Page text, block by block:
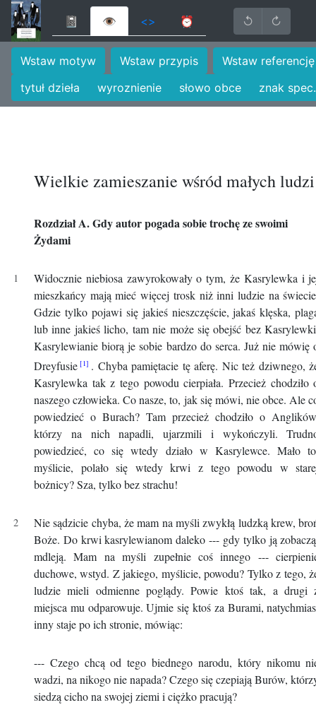
📓 👁 <> ⏰ ↺ ↻
Wstaw motyw Wstaw przypis
Wstaw referencję
tytuł dzieła
wyroznienie słowo obce znak spec.
Wielkie zamieszanie wśród małych ludzi
Rozdział A. Gdy autor pogada sobie trochę ze swoimi
Żydami
Widocznie niebiosa zawyrokowały o tym, że Kasrylewka i
mieszkańcy mają mieć więcej trosk niż inni ludzie na
Gdzie tylko pojawi się jakieś nieszczęście, jakaś klęska,
lub inne jakieś licho, tam nie może się obejść bez
Kasrylewianie biorą je sobie bardzo do serca. Już nie mówię
Dreyfusie
. Chyba pamiętacie tę aferę. Nic też dziwnego,
Kasrylewka tak z tego powodu cierpiała. Przecież chodziło
naszego człowieka. Co nasze, to, jak się mówi, nie obce. Ale
powiedzieć o Burach? Tam przecież chodziło o
którzy na nich napadli, ujarzmili i wykończyli.
powiedzieć, co się wtedy działo w Kasrylewce. Mało
myślicie, polało się wtedy krwi z tego powodu w
bożnicy? Sza, tylko bez strachu!
Nie sądzicie chyba, że mam na myśli zwykłą ludzką krew,
Boże. Do krwi kasrylewianom daleko --- gdy tylko ją
mdleją. Mam na myśli zupełnie coś innego ---
duchowe, wstyd. Z jakiego, myślicie, powodu? Tylko z tego,
ludzie mieli odmienne poglądy. Powie ktoś tak, a drugi
miejsca mu odparowuje. Ujmie się ktoś za Burami,
inny staje po ich stronie, mówiąc:
--- Czego chcą od tego biednego narodu, który nikomu
wadzi, na nikogo nie napada? Czego się czepiają Burów,
siedzą cicho na swojej ziemi i ciężko pracują?